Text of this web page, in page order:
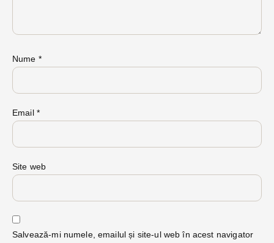
Nume *
Email *
Site web
Salvează-mi numele, emailul și site-ul web în acest navigator